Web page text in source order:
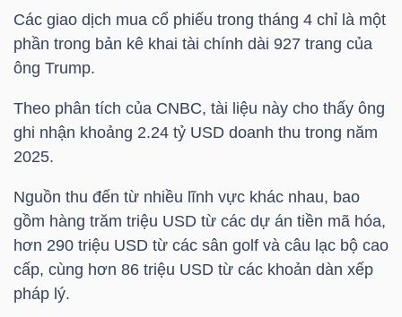
Các giao dịch mua cổ phiếu trong tháng 4 chỉ là một
phần trong bản kê khai tài chính dài 927 trang của
ông Trump.
Theo phân tích của CNBC, tài liệu này cho thấy ông
ghi nhận khoảng 2.24 tỷ USD doanh thu trong năm
2025.
Nguồn thu đến từ nhiều lĩnh vực khác nhau, bao
gồm hàng trăm triệu USD từ các dự án tiền mã hóa,
hơn 290 triệu USD từ các sân golf và câu lạc bộ cao
cấp, cùng hơn 86 triệu USD từ các khoản dàn xếp
pháp lý.
ĐỘNG
SẢN
chứng
khoán
(-)
Tất cả Cổ phiếu Chỉ số Chứng chỉ quỹ Chứng
Lãnh
đạo
(-)